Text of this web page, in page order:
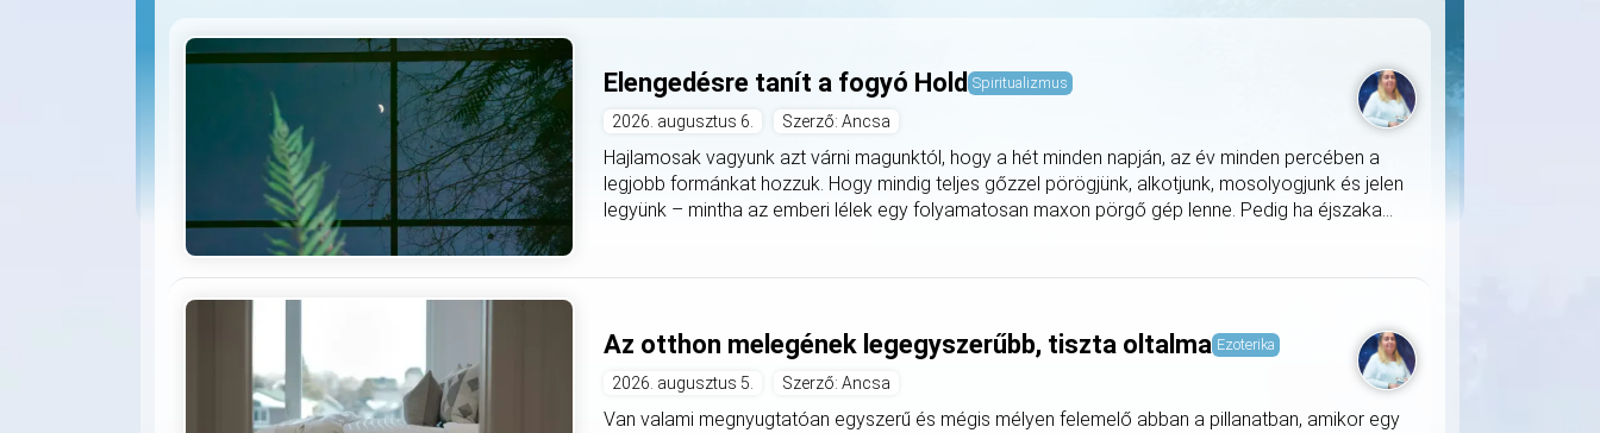
Elengedésre tanít a fogyó Hold Spiritualizmus
2026. augusztus 6. Szerző: Ancsa
Hajlamosak vagyunk azt várni magunktól, hogy a hét minden napján, az év minden percében a
legjobb formánkat hozzuk. Hogy mindig teljes gőzzel pörögjünk, alkotjunk, mosolyogjunk és jelen
legyünk – mintha az emberi lélek egy folyamatosan maxon pörgő gép lenne. Pedig ha éjszaka...
Az otthon melegének legegyszerűbb, tiszta oltalma Ezoterika
2026. augusztus 5. Szerző: Ancsa
Van valami megnyugtatóan egyszerű és mégis mélyen felemelő abban a pillanatban, amikor egy